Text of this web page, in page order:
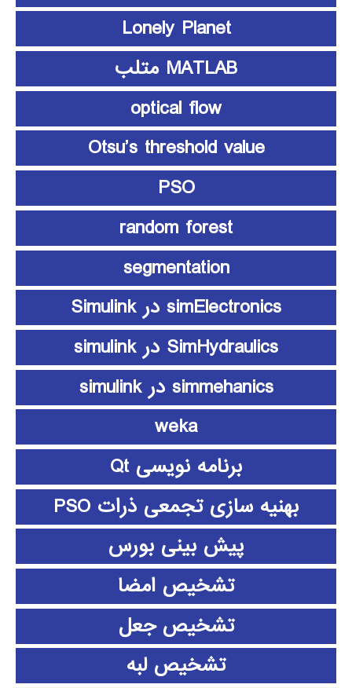
Lonely Planet
MATLAB متلب
optical flow
Otsu’s threshold value
PSO
random forest
segmentation
simElectronics در Simulink
SimHydraulics در simulink
simmehanics در simulink
weka
برنامه نویسی Qt
بهنیه سازی تجمعی ذرات PSO
پیش بینی بورس
تشخیص امضا
تشخیص جعل
تشخیص لبه